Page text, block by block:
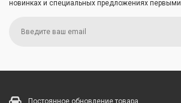
новинках и специальных предложениях первыми
Постоянное обновление товара